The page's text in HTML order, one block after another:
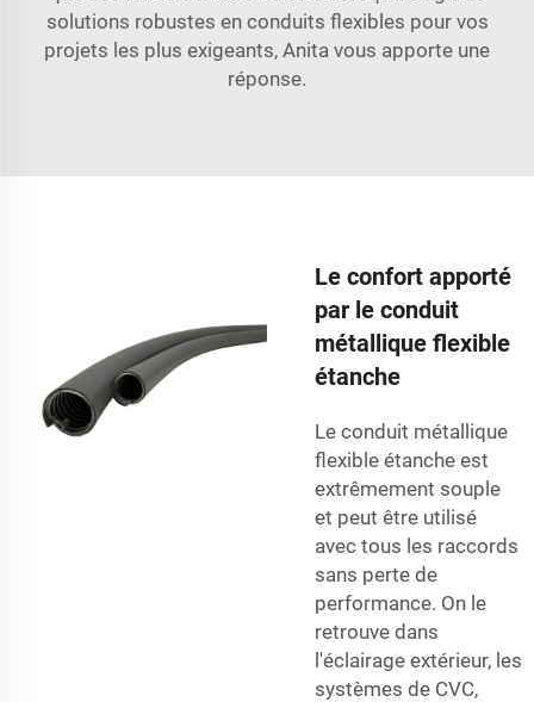
solutions robustes en conduits flexibles pour vos
projets les plus exigeants, Anita vous apporte une
réponse.
Le confort apporté
par le conduit
métallique flexible
étanche
Le conduit métallique
flexible étanche est
extrêmement souple
et peut être utilisé
avec tous les raccords
sans perte de
performance. On le
retrouve dans
l'éclairage extérieur, les
systèmes de CVC,